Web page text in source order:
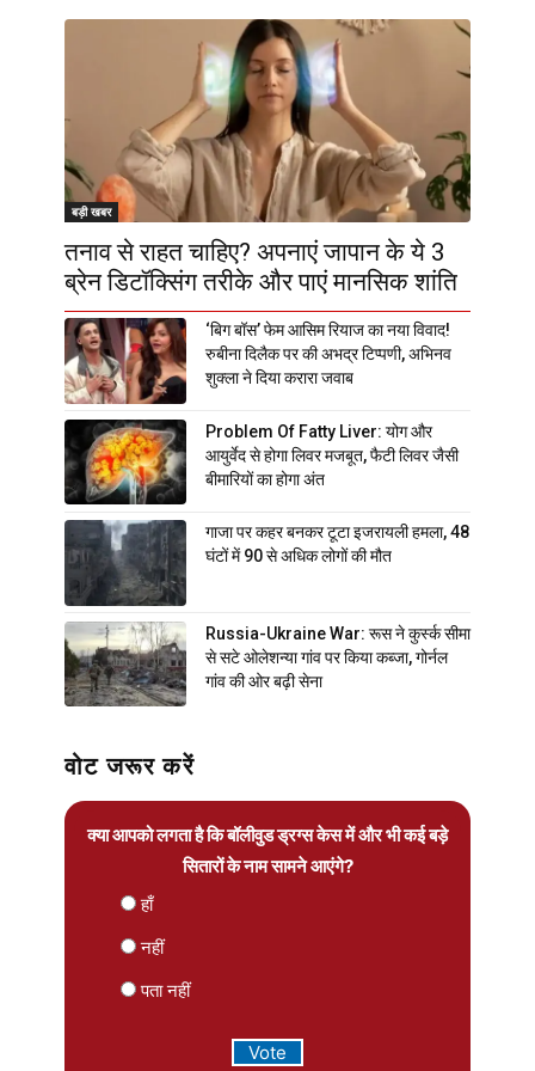
बड़ी खबर
तनाव से राहत चाहिए? अपनाएं जापान के ये 3
ब्रेन डिटॉक्सिंग तरीके और पाएं मानसिक शांति
‘बिग बॉस’ फेम आसिम रियाज का नया विवाद!
रुबीना दिलैक पर की अभद्र टिप्पणी, अभिनव
शुक्ला ने दिया करारा जवाब
Problem Of Fatty Liver: योग और
आयुर्वेद से होगा लिवर मजबूत, फैटी लिवर जैसी
बीमारियों का होगा अंत
गाजा पर कहर बनकर टूटा इजरायली हमला, 48
घंटों में 90 से अधिक लोगों की मौत
Russia-Ukraine War: रूस ने कुर्स्क सीमा
से सटे ओलेशन्या गांव पर किया कब्जा, गोर्नल
गांव की ओर बढ़ी सेना
वोट जरूर करें
क्या आपको लगता है कि बॉलीवुड ड्रग्स केस में और भी कई बड़े
सितारों के नाम सामने आएंगे?
हाँ
नहीं
पता नहीं